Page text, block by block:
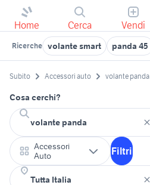
Home Cerca Vendi
Ricerche volante smart panda 45
Subito Accessori auto volante panda
Cosa cerchi?
Accessori
Auto
Filtri